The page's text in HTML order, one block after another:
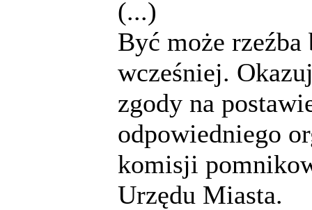
(...)
Być może rzeźba
wcześniej.
zgody na
odpowiedniego
komisji
Urzędu Miasta.